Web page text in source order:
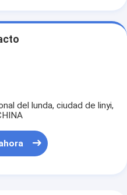
del lunda, ciudad de linyi,